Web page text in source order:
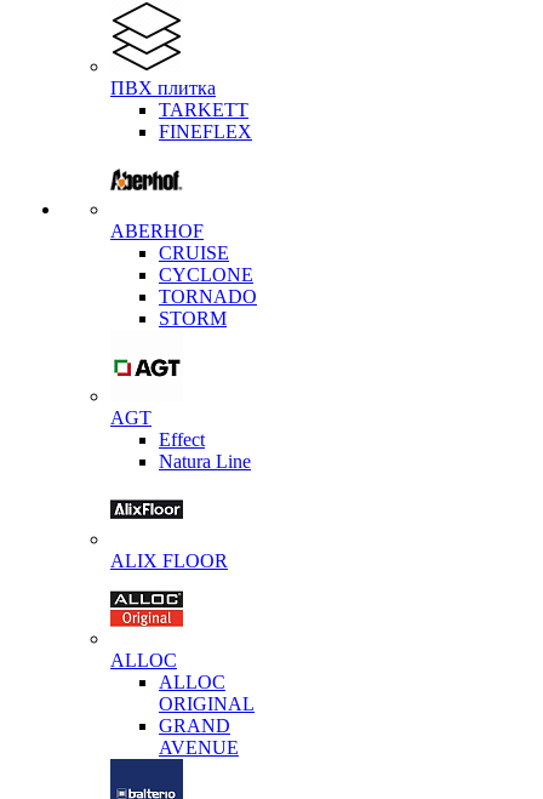
ПВХ плитка
TARKETT
FINEFLEX
ABERHOF
CRUISE
CYCLONE
TORNADO
STORM
AGT
Effect
Natura Line
ALIX FLOOR
ALLOC
ALLOC
ORIGINAL
GRAND
AVENUE